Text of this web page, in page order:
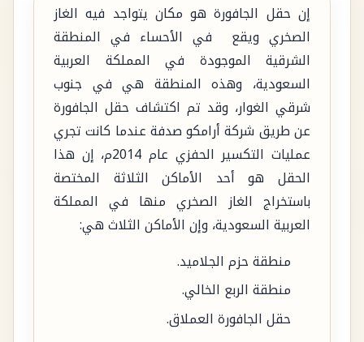
إن حقل الجافورة هو مكان يتواجد فيه الغاز
الصخري ويقع في الأحساء في المنطقة
الشرقية الموجودة في المملكة العربية
السعودية، وهذه المنطقة هي في جنوب
شرقي الغوار، وقد تم اكتشاف حقل الجافورة
عن طريق شركة أرامكو صدفة عندما كانت تجري
عمليات التكسير الحفزي عام 2014م، إن هذا
الحقل هو أحد الأماكن الثلاثة المختصة
باستخراج الغاز الصخري منها في المملكة
العربية السعودية، وإن الأماكن الثلاث هي:
منطقة حزم الجلاميد.
منطقة الربع الخالي.
حقل الجافورة العملاق.